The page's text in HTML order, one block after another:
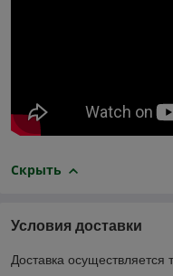
Скрыть
Условия доставки
Доставка осуществляется